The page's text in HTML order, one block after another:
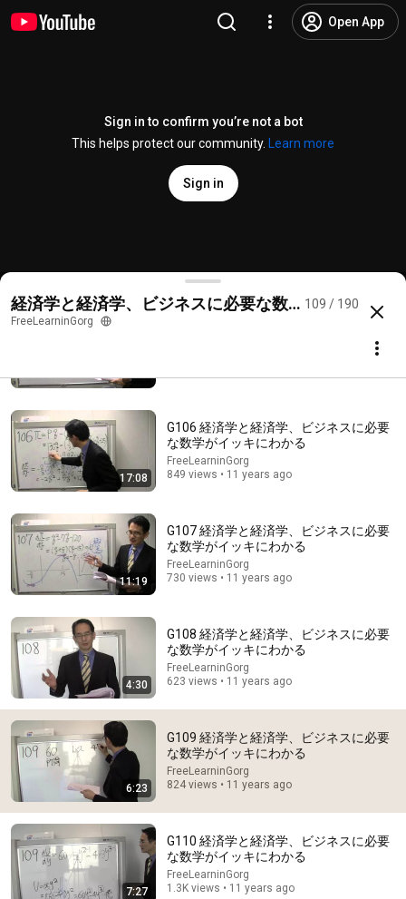
Open App
Sign in to confirm you’re not a bot
This helps protect our community.
Learn more
Sign in
G109 経済学と経済学、ビジネスに必要な数学がイッ
@FreeLearninGorg
Comment...
G110 経済学と経済学、ビジネスに必要な数学がイッ
キにわかる
FreeLearninGorg 1.3K views
経済学と経済学、ビジネスに必要な数学がイッキに
109 / 190
FreeLearninGorg
G102 経済学と経済学、ビジネスに必要
な数学がイッキにわかる
G103: Master the Mathematics Needed
for Economics and Business in One Go
FreeLearninGorg
852 views • 11 years ago
10:57
6:08
17:08
G106 経済学と経済学、ビジネスに必要
な数学がイッキにわかる
FreeLearninGorg
849 views • 11 years ago
11:19
G107 経済学と経済学、ビジネスに必要
な数学がイッキにわかる
FreeLearninGorg
730 views • 11 years ago
4:30
G108 経済学と経済学、ビジネスに必要
な数学がイッキにわかる
FreeLearninGorg
623 views • 11 years ago
6:23
G109 経済学と経済学、ビジネスに必要
な数学がイッキにわかる
FreeLearninGorg
824 views • 11 years ago
7:27
G110 経済学と経済学、ビジネスに必要
な数学がイッキにわかる
FreeLearninGorg
1.3K views • 11 years ago